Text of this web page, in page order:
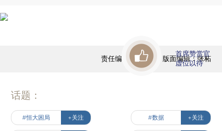
责任编辑：任蕙兰 | 版面编辑：张柘
首席赞赏官
虚位以待
话题：
#恒大困局 +关注 #数据 +关注